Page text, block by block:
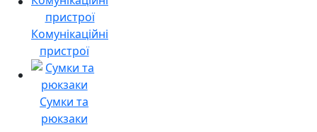
Комунікаційні
пристрої
Сумки та
рюкзаки